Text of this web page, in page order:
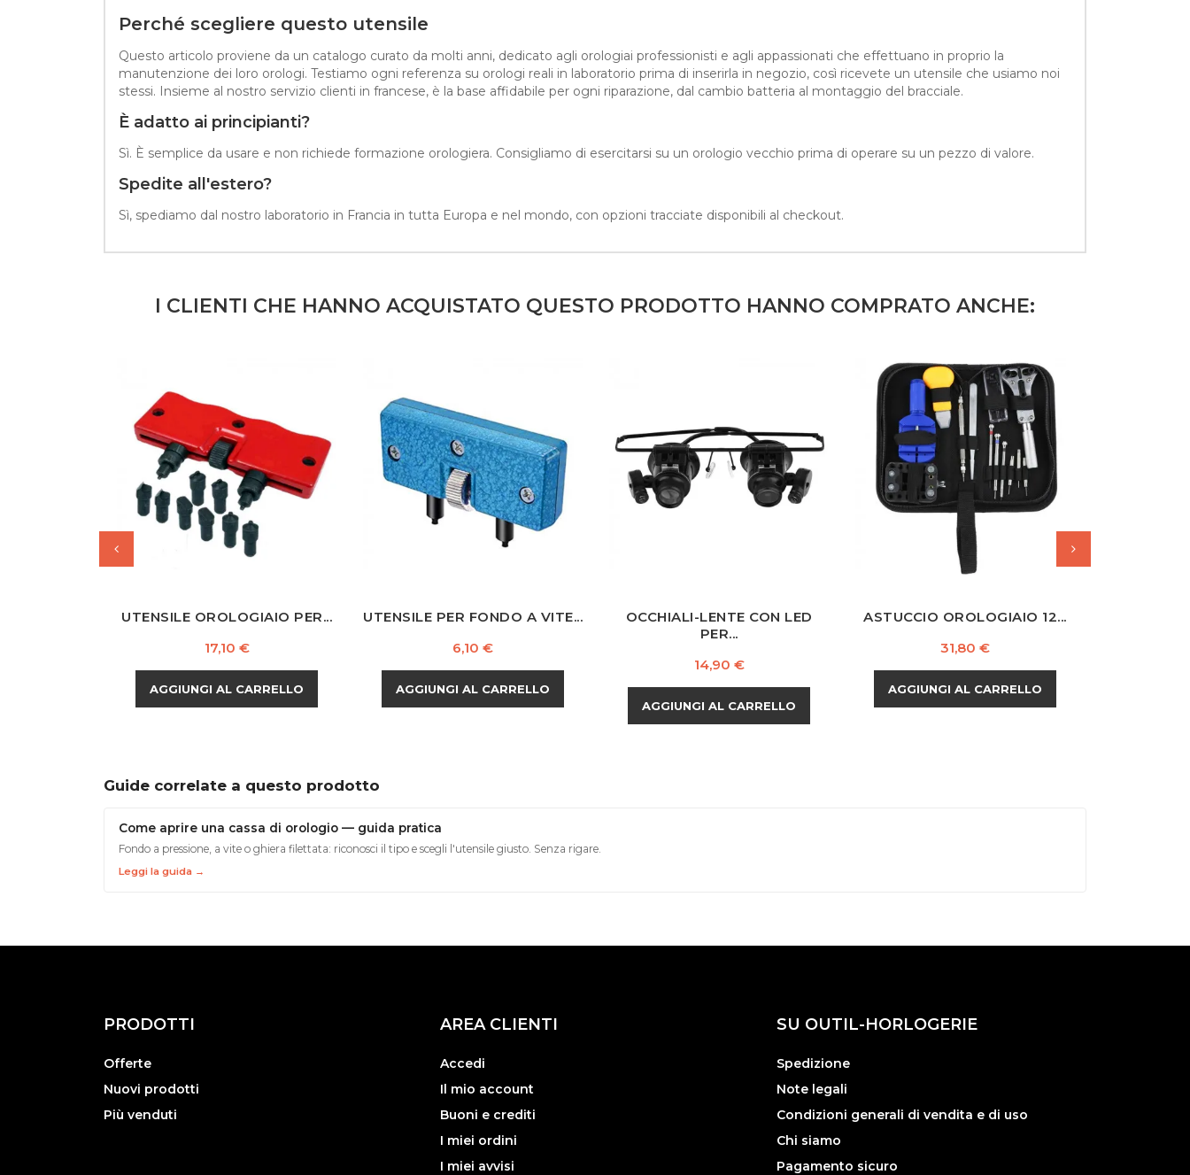
Perché scegliere questo utensile
Questo articolo proviene da un catalogo curato da molti anni, dedicato agli orologiai professionisti e agli appassionati che effettuano in proprio la
manutenzione dei loro orologi. Testiamo ogni referenza su orologi reali in laboratorio prima di inserirla in negozio, così ricevete un utensile che usiamo noi
stessi. Insieme al nostro servizio clienti in francese, è la base affidabile per ogni riparazione, dal cambio batteria al montaggio del bracciale.
È adatto ai principianti?
Sì. È semplice da usare e non richiede formazione orologiera. Consigliamo di esercitarsi su un orologio vecchio prima di operare su un pezzo di valore.
Spedite all'estero?
Sì, spediamo dal nostro laboratorio in Francia in tutta Europa e nel mondo, con opzioni tracciate disponibili al checkout.
I CLIENTI CHE HANNO ACQUISTATO QUESTO PRODOTTO HANNO COMPRATO ANCHE:
UTENSILE OROLOGIAIO PER...
Prezzo
17,10 €
AGGIUNGI AL CARRELLO
UTENSILE PER FONDO A VITE...
Prezzo
6,10 €
AGGIUNGI AL CARRELLO
OCCHIALI-LENTE CON LED
PER...
Prezzo
14,90 €
AGGIUNGI AL CARRELLO
ASTUCCIO OROLOGIAIO 12...
Prezzo
31,80 €
AGGIUNGI AL CARRELLO
Guide correlate a questo prodotto
Come aprire una cassa di orologio — guida pratica
Fondo a pressione, a vite o ghiera filettata: riconosci il tipo e scegli l'utensile giusto. Senza rigare.
Leggi la guida →
PRODOTTI
Offerte
Nuovi prodotti
Più venduti
AREA CLIENTI
Accedi
Il mio account
Buoni e crediti
I miei ordini
I miei avvisi
SU OUTIL-HORLOGERIE
Spedizione
Note legali
Condizioni generali di vendita e di uso
Chi siamo
Pagamento sicuro